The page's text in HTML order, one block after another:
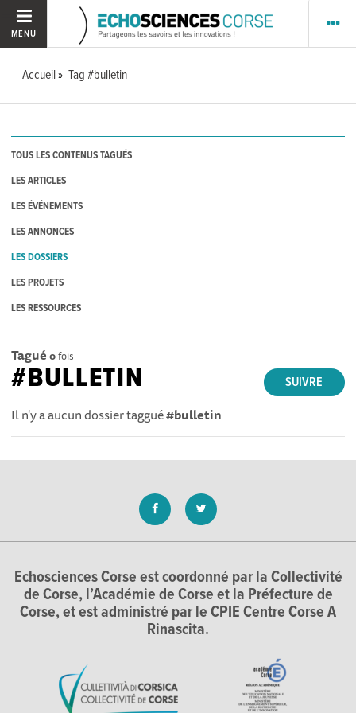
MENU
Accueil Tag #bulletin
TOUS LES CONTENUS TAGUÉS
LES ARTICLES
LES ÉVÉNEMENTS
LES ANNONCES
LES DOSSIERS
LES PROJETS
LES RESSOURCES
Tagué 0fois
SUIVRE
#BULLETIN
Il n'y a aucun dossier taggué#bulletin
Echosciences Corse est coordonné par la Collectivité
de Corse, l’Académie de Corse et la Préfecture de
Corse, et est administré par le CPIE Centre Corse A
Rinascita.